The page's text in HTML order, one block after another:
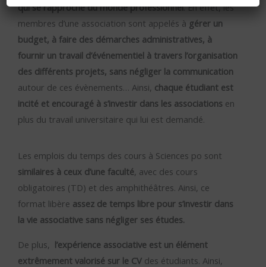
qui se rapproche du monde professionnel. En effet, les
membres d’une association sont appelés à gérer un
budget, à faire des démarches administratives, à
fournir un travail d’événementiel à travers l’organisation
des différents projets, sans négliger la communication
autour de ces évènements… Ainsi, chaque étudiant est
incité et encouragé à s’investir dans les associations en
plus du travail universitaire qui lui est demandé.
Les emplois du temps des cours à Sciences po sont
similaires à ceux d’une faculté, avec des cours
obligatoires (TD) et des amphithéâtres. Ainsi, ce
format libère assez de temps libre pour s’investir dans
la vie associative sans négliger ses études.
De plus, l’expérience associative est un élément
extrêmement valorisé sur le CV des étudiants. Ainsi,